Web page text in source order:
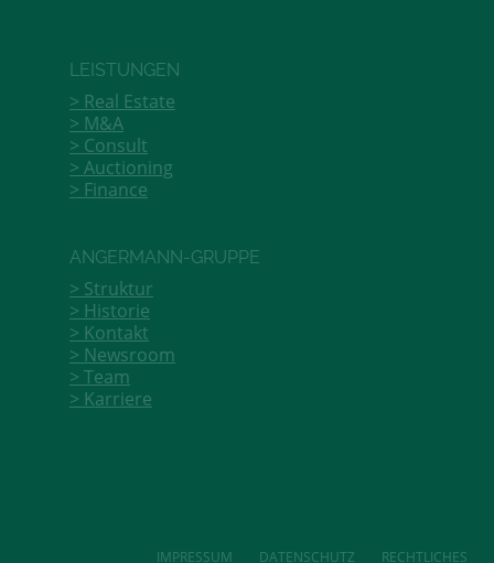
LEISTUNGEN
Real Estate
M&A
Consult
Auctioning
Finance
ANGERMANN-GRUPPE
Struktur
Historie
Kontakt
Newsroom
Team
Karriere
IMPRESSUM DATENSCHUTZ RECHTLICHES